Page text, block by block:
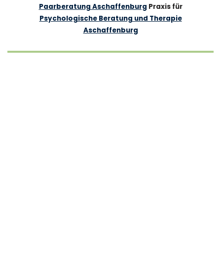
Paarberatung Aschaffenburg Praxis für
Psychologische Beratung und Therapie
Aschaffenburg